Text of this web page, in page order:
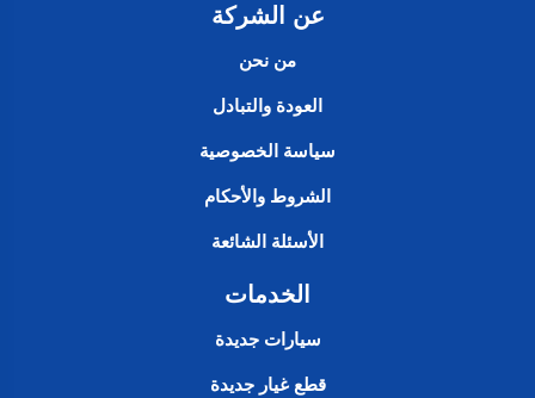
عن الشركة
من نحن
العودة والتبادل
سياسة الخصوصية
الشروط والأحكام
الأسئلة الشائعة
الخدمات
سيارات جديدة
قطع غيار جديدة